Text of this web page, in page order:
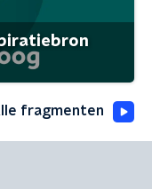
fragmenten